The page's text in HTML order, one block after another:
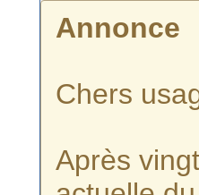
Annonce
Chers
Après